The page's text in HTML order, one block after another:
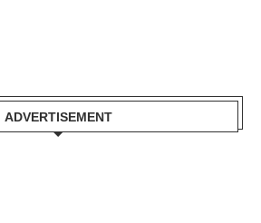
ADVERTISEMENT